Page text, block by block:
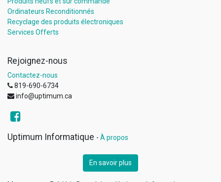
Ordinateurs Reconditionnés
Recyclage des produits électroniques
Services Offerts
Rejoignez-nous
Contactez-nous
819-690-6734
info@uptimum.ca
Uptimum Informatique - À propos
En savoir plus